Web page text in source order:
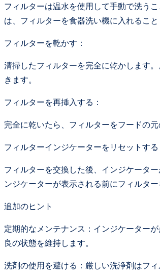
フィルターは温水を使用して手動で洗う
は、フィルターを食器洗い機に入れるこ
フィルターを乾かす：
清掃したフィルターを完全に乾かします
きます。
フィルターを再挿入する：
完全に乾いたら、フィルターをフードの元
フィルターインジケーターをリセットする
フィルターを交換した後、インジケータ
ンジケーターが表示される前にフィルタ
追加のヒント
定期的なメンテナンス：インジケーター
良の状態を維持します。
洗剤の使用を避ける：厳しい洗浄剤はフ